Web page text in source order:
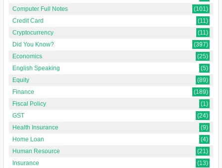
Computer Full Notes
(101)
Credit Card
(11)
Cryptocurrency
(11)
Did You Know?
(397)
Economics
(25)
English Speaking
(5)
Equity
(89)
Finance
(189)
Fiscal Policy
(1)
GST
(24)
Health Insurance
(9)
Home Loan
(4)
Human Resource
(21)
Insurance
(13)